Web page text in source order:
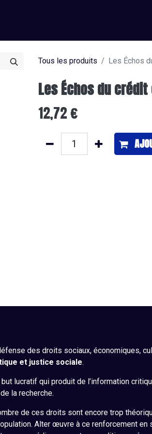
Tous les produits Les Échos
Les Échos du
12,72€
des droits sociaux, économiques,
et justice sociale.
lucratif qui produit de l’information
la recherche.
de ces droits sont encore trop
Alter œuvre à ce renforcement en